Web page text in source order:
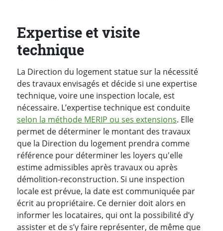
Expertise et visite
technique
La Direction du logement statue sur la nécessité
des travaux envisagés et décide si une expertise
technique, voire une inspection locale, est
nécessaire. L’expertise technique est conduite
selon la méthode MERIP ou ses extensions. Elle
permet de déterminer le montant des travaux
que la Direction du logement prendra comme
référence pour déterminer les loyers qu'elle
estime admissibles après travaux ou après
démolition-reconstruction. Si une inspection
locale est prévue, la date est communiquée par
écrit au propriétaire. Ce dernier doit alors en
informer les locataires, qui ont la possibilité d’y
assister et de s’y faire représenter, de même que